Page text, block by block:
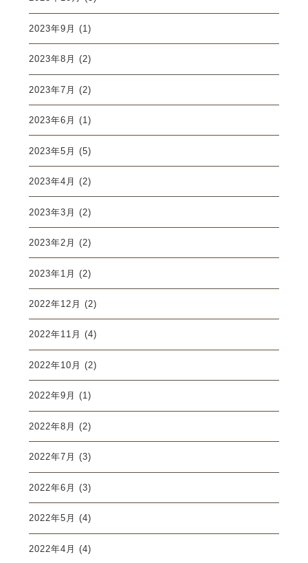
2023年9月 (1)
2023年8月 (2)
2023年7月 (2)
2023年6月 (1)
2023年5月 (5)
2023年4月 (2)
2023年3月 (2)
2023年2月 (2)
2023年1月 (2)
2022年12月 (2)
2022年11月 (4)
2022年10月 (2)
2022年9月 (1)
2022年8月 (2)
2022年7月 (3)
2022年6月 (3)
2022年5月 (4)
2022年4月 (4)